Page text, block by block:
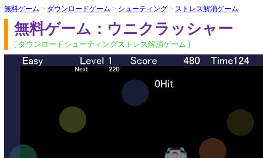
無料ゲーム > ダウンロードゲーム > シューティング > ストレス解消ゲーム
無料ゲーム：ウニクラッシャー
[ ダウンロードシューティングストレス解消ゲーム ]